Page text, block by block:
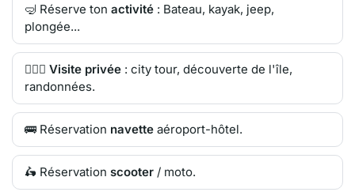
🤿 Réserve ton activité : Bateau, kayak, jeep,
plongée...
🙋🏻‍♂️ Visite privée : city tour, découverte de l'île,
randonnées.
🚌 Réservation navette aéroport-hôtel.
🛵 Réservation scooter / moto.